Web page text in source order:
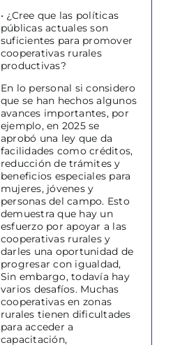
• ¿Cree que las políticas
públicas actuales son
suficientes para promover
cooperativas rurales
productivas?
En lo personal si considero
que se han hechos algunos
avances importantes, por
ejemplo, en 2025 se
aprobó una ley que da
facilidades como créditos,
reducción de trámites y
beneficios especiales para
mujeres, jóvenes y
personas del campo. Esto
demuestra que hay un
esfuerzo por apoyar a las
cooperativas rurales y
darles una oportunidad de
progresar con igualdad,
Sin embargo, todavía hay
varios desafíos. Muchas
cooperativas en zonas
rurales tienen dificultades
para acceder a
capacitación,